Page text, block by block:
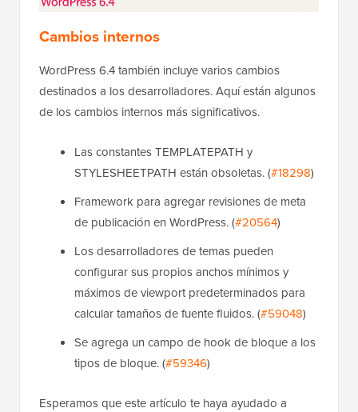
Cambios internos
WordPress 6.4 también incluye varios cambios
destinados a los desarrolladores. Aquí están algunos
de los cambios internos más significativos.
Las constantes TEMPLATEPATH y
STYLESHEETPATH están obsoletas. (#18298)
Framework para agregar revisiones de meta
de publicación en WordPress. (#20564)
Los desarrolladores de temas pueden
configurar sus propios anchos mínimos y
máximos de viewport predeterminados para
calcular tamaños de fuente fluidos. (#59048)
Se agrega un campo de hook de bloque a los
tipos de bloque. (#59346)
Esperamos que este artículo te haya ayudado a